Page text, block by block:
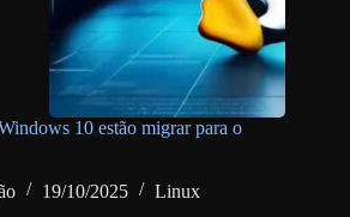
10 estão migrar para o
19/10/2025 Linux